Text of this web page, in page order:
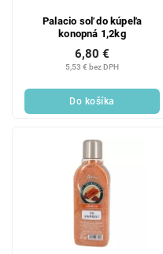
Palacio soľ do kúpeľa
konopná 1,2kg
5,53 € bez DPH
6,80 €
Do košíka